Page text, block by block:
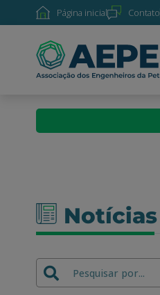
Página inicial Contato
Notícias